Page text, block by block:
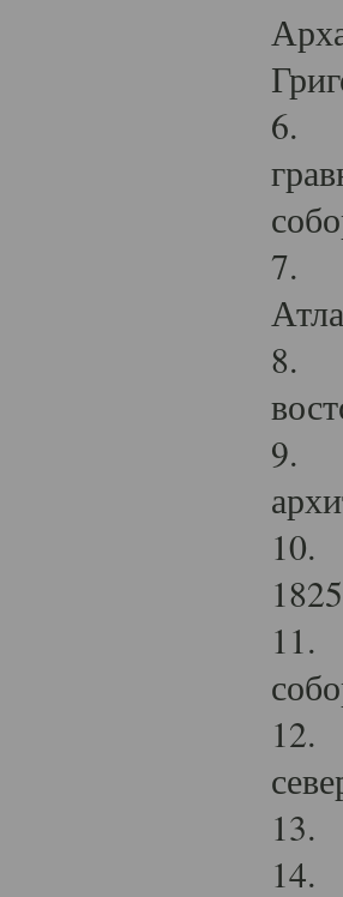
6.
7.
8.
9.
10.
11.
12.
13.
14.